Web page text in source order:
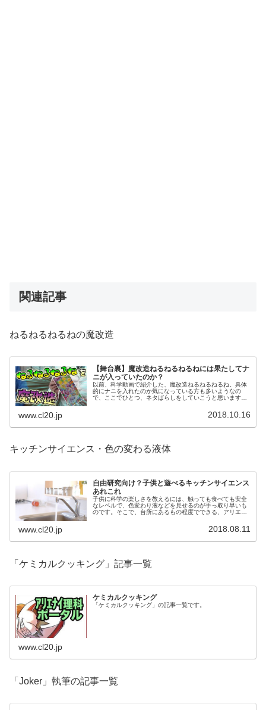
関連記事
ねるねるねるねの魔改造
【舞台裏】魔改造ねるねるねるねには果たしてナ
ニが入っていたのか？
以前、科学動画で紹介した、魔改造ねるねるねるね。具体
的にナニを入れたのか気になっている方も多いようなの
で、ここでひとつ、ネタばらしをしていこうと思います。
www.cl20.jp 2018.10.16
キッチンサイエンス・色の変わる液体
自由研究向け？子供と遊べるキッチンサイエンス
あれこれ
子供に科学の楽しさを教えるには、触っても食べても安全
なレベルで、色変わり液などを見せるのが手っ取り早いも
のです。そこで、台所にあるもの程度でできる、アリエナ
www.cl20.jp 2018.08.11
「ケミカルクッキング」記事一覧
ケミカルクッキング
「ケミカルクッキング」の記事一覧です。
www.cl20.jp
「Joker」執筆の記事一覧